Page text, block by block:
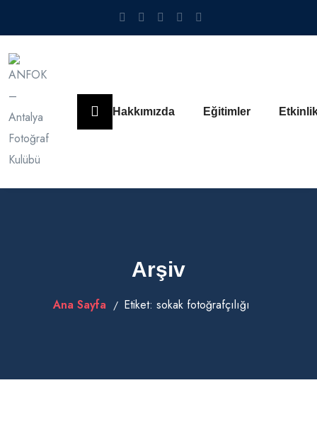
Hakkımızda Eğitimler
Arşiv
Ana Sayfa Etiket: sokak fotoğrafçılığı